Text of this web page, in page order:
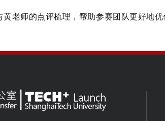
老师的点评梳理，帮助参赛团队更好地